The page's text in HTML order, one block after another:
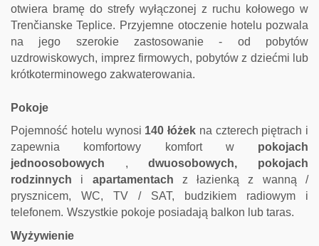
otwiera bramę do strefy wyłączonej z ruchu kołowego w
Trenčianske Teplice. Przyjemne otoczenie hotelu pozwala
na jego szerokie zastosowanie - od pobytów
uzdrowiskowych, imprez firmowych, pobytów z dziećmi lub
krótkoterminowego zakwaterowania.
Pokoje
Pojemność hotelu wynosi 140 łóżek na czterech piętrach i
zapewnia komfortowy komfort w pokojach
jednoosobowych ,dwuosobowych, pokojach
rodzinnych i apartamentach z łazienką z wanną /
prysznicem, WC, TV / SAT, budzikiem radiowym i
telefonem. Wszystkie pokoje posiadają balkon lub taras.
Wyżywienie